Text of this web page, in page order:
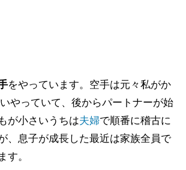
をやっています。空手は元々私がか
やっていて、後からパートナーが始
が小さいうちは夫婦で順番に稽古に
、息子が成長した最近は家族全員で
す。